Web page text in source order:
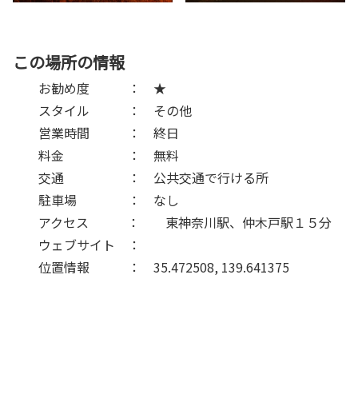
この場所の情報
お勧め度 ： ★
スタイル ： その他
営業時間 ： 終日
料金 ： 無料
交通 ： 公共交通で行ける所
駐車場 ： なし
アクセス ： 東神奈川駅、仲木戸駅１５分
ウェブサイト ：
位置情報 ： 35.472508, 139.641375